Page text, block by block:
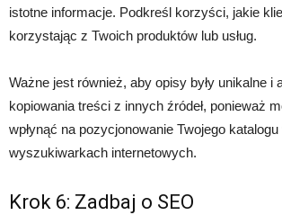
istotne informacje. Podkreśl korzyści, jakie
korzystając z Twoich produktów lub usług.
Ważne jest również, aby opisy były unikalne i
kopiowania treści z innych źródeł, ponieważ
wpłynąć na pozycjonowanie Twojego katalogu
wyszukiwarkach internetowych.
Krok 6: Zadbaj o SEO